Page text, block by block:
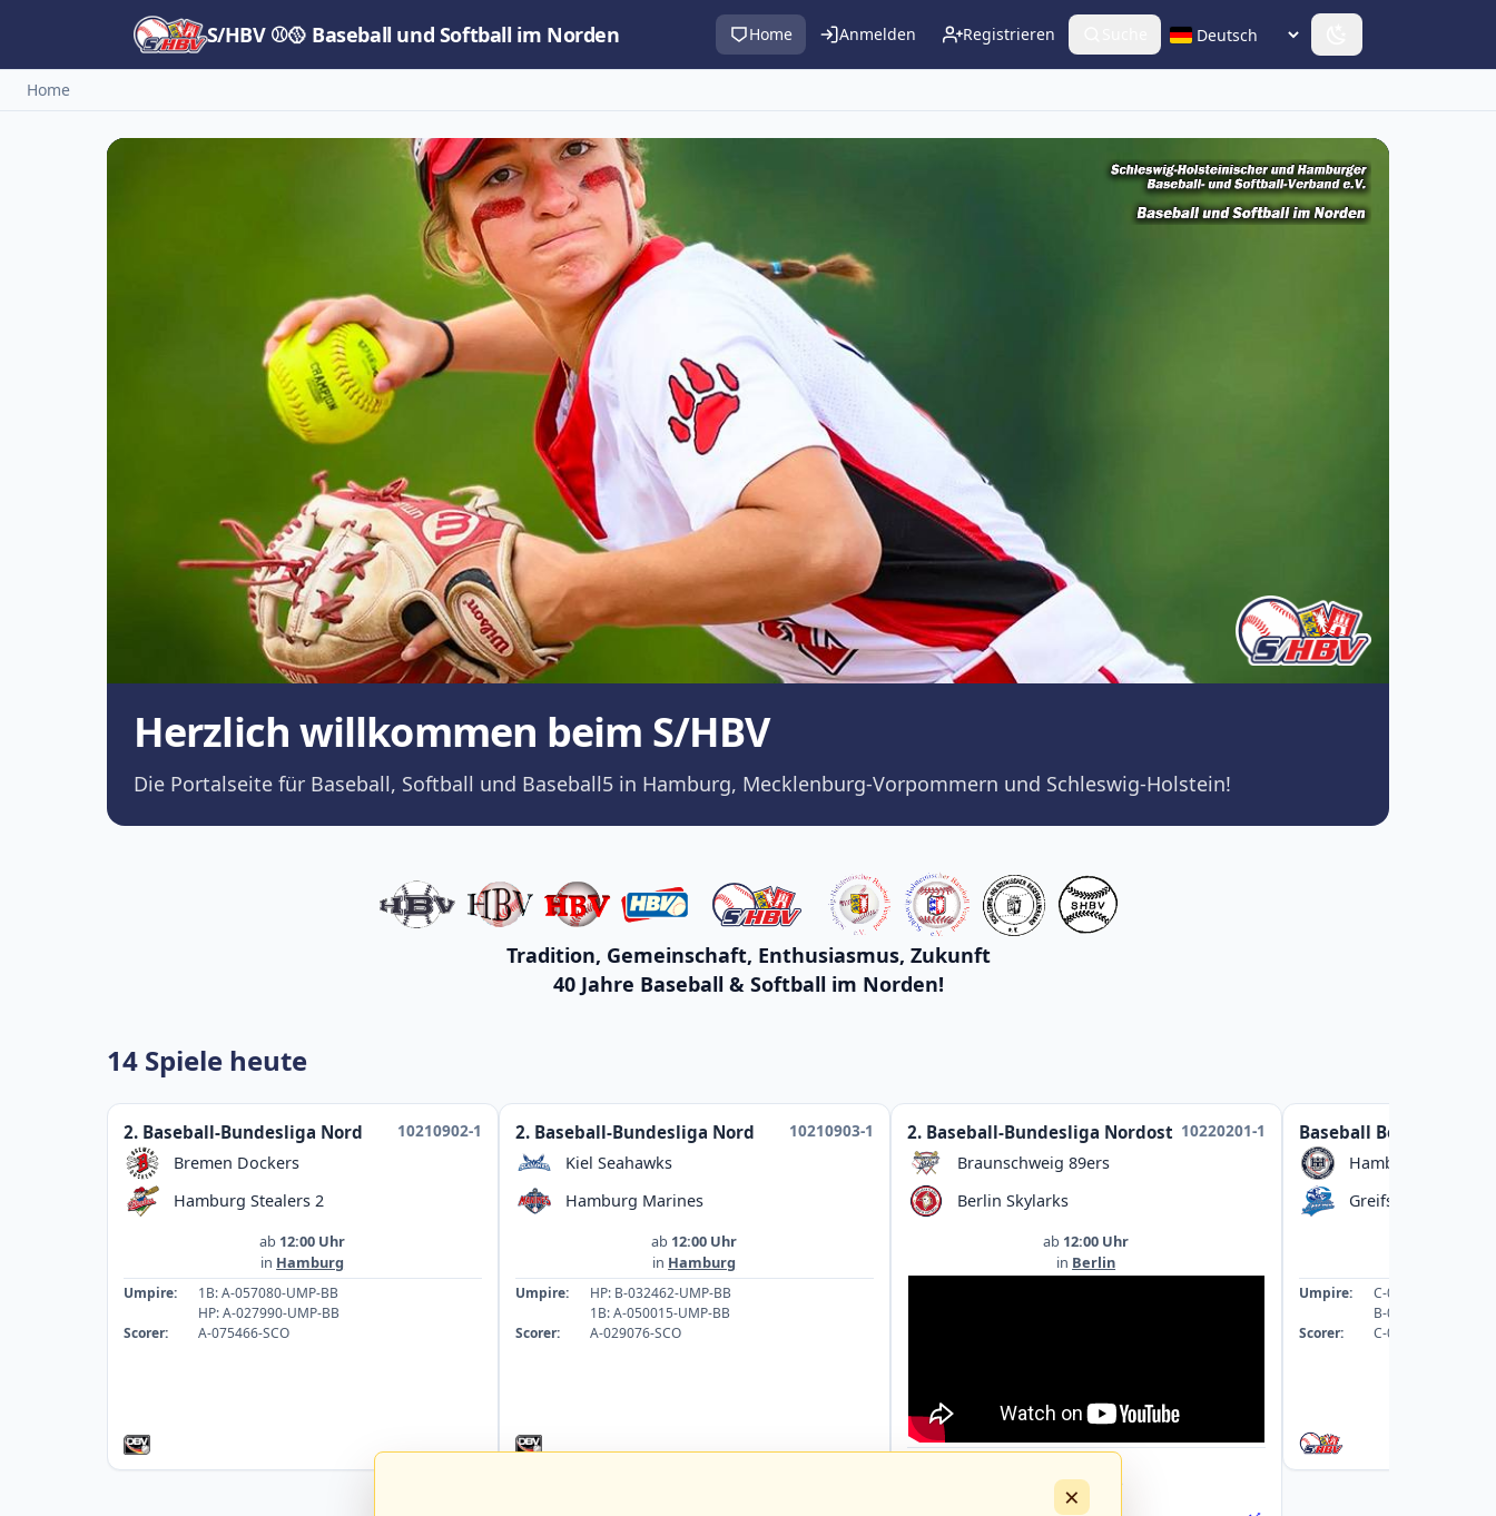
S/HBV ⚾🥎 Baseball und Softball im Norden Home Anmelden Registrieren Sprache wählen
Home
Herzlich willkommen beim S/HBV
Die Portalseite für Baseball, Softball und Baseball5 in Hamburg, Mecklenburg-Vorpommern und Schleswig-Holstein!
Tradition, Gemeinschaft, Enthusiasmus, Zukunft
40 Jahre Baseball & Softball im Norden!
14 Spiele heute
2. Baseball-Bundesliga Nord
10210902-1
Bremen Dockers
Hamburg Stealers 2
ab 12:00 Uhr
in Hamburg
Umpire:
1B: A-057080-UMP-BB
HP: A-027990-UMP-BB
Scorer:
A-075466-SCO
2. Baseball-Bundesliga Nord
10210903-1
Kiel Seahawks
Hamburg Marines
ab 12:00 Uhr
in Hamburg
Umpire:
HP: B-032462-UMP-BB
1B: A-050015-UMP-BB
Scorer:
A-029076-SCO
2. Baseball-Bundesliga Nordost 10220201-1
Braunschweig 89ers
Berlin Skylarks
ab 12:00 Uhr
in Berlin
1B: A-043363-UMP-BB
HP: A-040088-UMP-BB
B-076222-SCO
Baseball Bezirksliga
Hamburg
Greifswald Baltic
Umpire:
C-089059-UMP-BB
B-078542-UMP-BB
Scorer:
C-069253-SCO
×